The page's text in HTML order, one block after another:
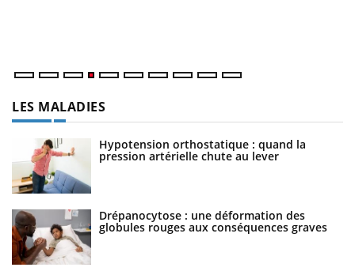
LES MALADIES
Hypotension orthostatique : quand la
pression artérielle chute au lever
Drépanocytose : une déformation des
globules rouges aux conséquences graves